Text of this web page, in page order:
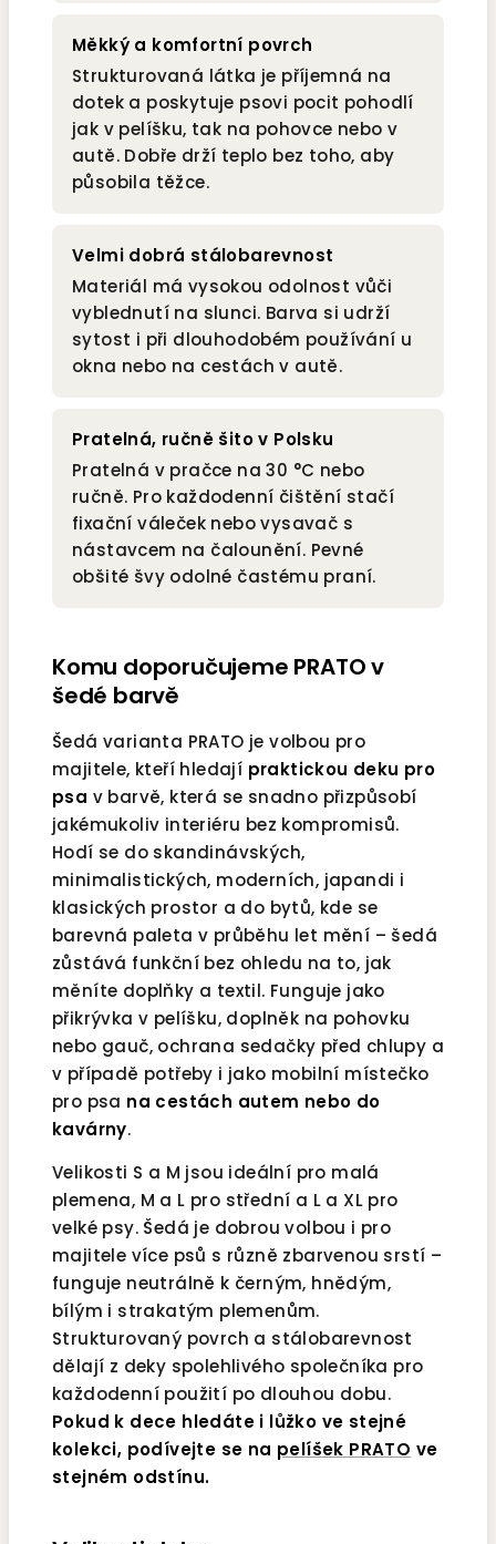
Měkký a komfortní povrch
Strukturovaná látka je příjemná na
dotek a poskytuje psovi pocit pohodlí
jak v pelíšku, tak na pohovce nebo v
autě. Dobře drží teplo bez toho, aby
působila těžce.
Velmi dobrá stálobarevnost
Materiál má vysokou odolnost vůči
vyblednutí na slunci. Barva si udrží
sytost i při dlouhodobém používání u
okna nebo na cestách v autě.
Pratelná, ručně šito v Polsku
Pratelná v pračce na 30 °C nebo
ručně. Pro každodenní čištění stačí
fixační váleček nebo vysavač s
nástavcem na čalounění. Pevné
obšité švy odolné častému praní.
Komu doporučujeme PRATO v
šedé barvě
Šedá varianta PRATO je volbou pro
majitele, kteří hledají praktickou deku pro
psa v barvě, která se snadno přizpůsobí
jakémukoliv interiéru bez kompromisů.
Hodí se do skandinávských,
minimalistických, moderních, japandi i
klasických prostor a do bytů, kde se
barevná paleta v průběhu let mění – šedá
zůstává funkční bez ohledu na to, jak
měníte doplňky a textil. Funguje jako
přikrývka v pelíšku, doplněk na pohovku
nebo gauč, ochrana sedačky před chlupy a
v případě potřeby i jako mobilní místečko
pro psa na cestách autem nebo do
kavárny.
Velikosti S a M jsou ideální pro malá
plemena, M a L pro střední a L a XL pro
velké psy. Šedá je dobrou volbou i pro
majitele více psů s různě zbarvenou srstí –
funguje neutrálně k černým, hnědým,
bílým i strakatým plemenům.
Strukturovaný povrch a stálobarevnost
dělají z deky spolehlivého společníka pro
každodenní použití po dlouhou dobu.
Pokud k dece hledáte i lůžko ve stejné
kolekci, podívejte se na pelíšek PRATO ve
stejném odstínu.